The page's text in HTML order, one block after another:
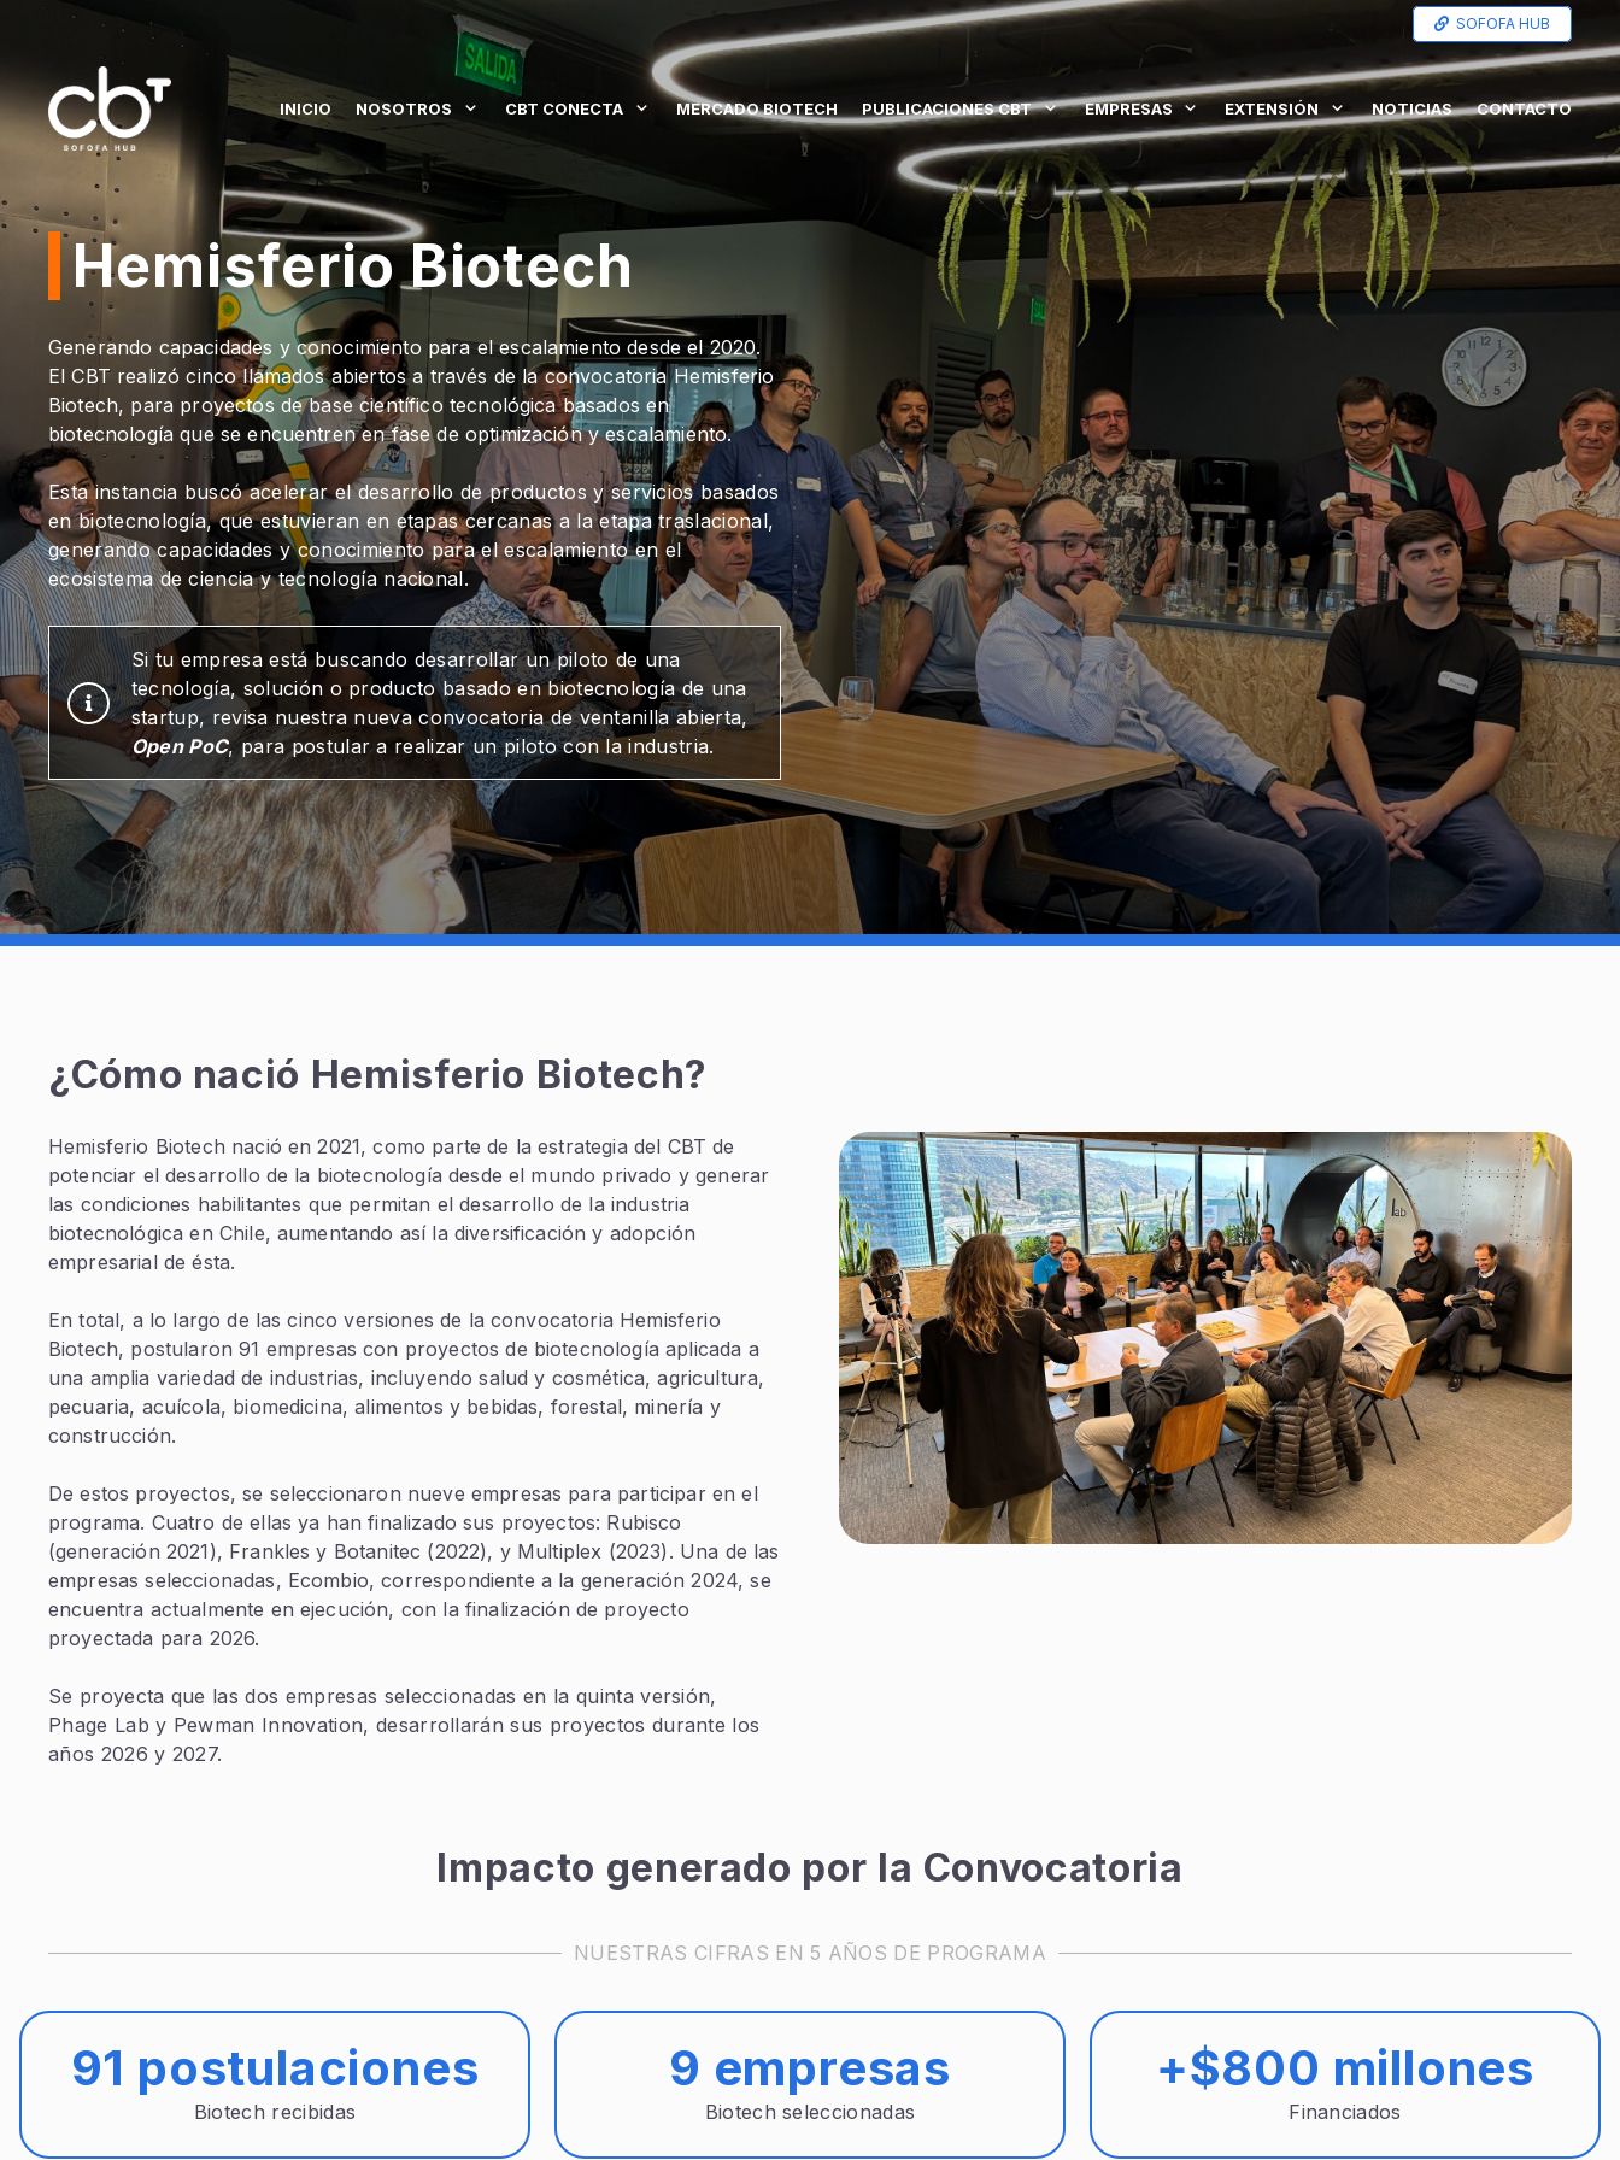
SOFOFA HUB
INICIO NOSOTROS CBT CONECTA MERCADO BIOTECH PUBLICACIONES CBT EMPRESAS EXTENSIÓN NOTICIAS CONTACTO
Hemisferio Biotech
Generando capacidades y conocimiento para el escalamiento desde el 2020.
El CBT realizó cinco llamados abiertos a través de la convocatoria Hemisferio
Biotech, para proyectos de base científico tecnológica basados en
biotecnología que se encuentren en fase de optimización y escalamiento.
Esta instancia buscó acelerar el desarrollo de productos y servicios basados
en biotecnología, que estuvieran en etapas cercanas a la etapa traslacional,
generando capacidades y conocimiento para el escalamiento en el
ecosistema de ciencia y tecnología nacional.
Si tu empresa está buscando desarrollar un piloto de una
tecnología, solución o producto basado en biotecnología de una
startup, revisa nuestra nueva convocatoria de ventanilla abierta,
Open PoC, para postular a realizar un piloto con la industria.
¿Cómo nació Hemisferio Biotech?
Hemisferio Biotech nació en 2021, como parte de la estrategia del CBT de
potenciar el desarrollo de la biotecnología desde el mundo privado y generar
las condiciones habilitantes que permitan el desarrollo de la industria
biotecnológica en Chile, aumentando así la diversificación y adopción
empresarial de ésta.
En total, a lo largo de las cinco versiones de la convocatoria Hemisferio
Biotech, postularon 91 empresas con proyectos de biotecnología aplicada a
una amplia variedad de industrias, incluyendo salud y cosmética, agricultura,
pecuaria, acuícola, biomedicina, alimentos y bebidas, forestal, minería y
construcción.
De estos proyectos, se seleccionaron nueve empresas para participar en el
programa. Cuatro de ellas ya han finalizado sus proyectos: Rubisco
(generación 2021), Frankles y Botanitec (2022), y Multiplex (2023). Una de las
empresas seleccionadas, Ecombio, correspondiente a la generación 2024, se
encuentra actualmente en ejecución, con la finalización de proyecto
proyectada para 2026.
Se proyecta que las dos empresas seleccionadas en la quinta versión,
Phage Lab y Pewman Innovation, desarrollarán sus proyectos durante los
años 2026 y 2027.
Impacto generado por la Convocatoria
NUESTRAS CIFRAS EN 5 AÑOS DE PROGRAMA
91 postulaciones
Biotech recibidas
9 empresas
Biotech seleccionadas
+$800 millones
Financiados